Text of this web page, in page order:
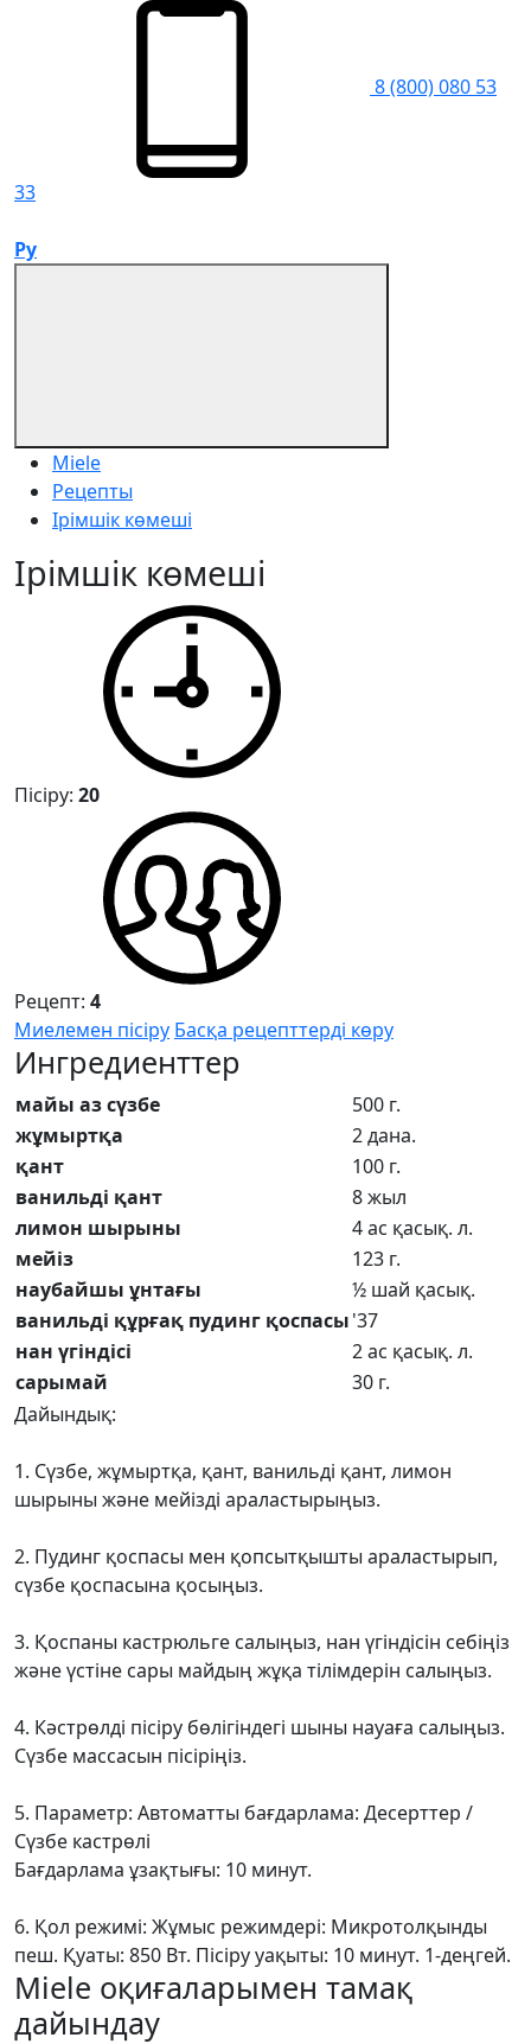
8 (800) 080 53
33
Ру
Miele
Рецепты
Ірімшік көмеші
Ірімшік көмеші
Пісіру: 20
Рецепт: 4
Миелемен пісіру Басқа рецепттерді көру
Ингредиенттер
майы аз сүзбе
500 г.
жұмыртқа
2 дана.
қант
100 г.
ванильді қант
8 жыл
лимон шырыны
4 ас қасық. л.
мейіз
123 г.
наубайшы ұнтағы
½ шай қасық.
ванильді құрғақ пудинг қоспасы'37
нан үгіндісі
2 ас қасық. л.
сарымай
30 г.
Дайындық:
1. Сүзбе, жұмыртқа, қант, ванильді қант, лимон
шырыны және мейізді араластырыңыз.
2. Пудинг қоспасы мен қопсытқышты араластырып,
сүзбе қоспасына қосыңыз.
3. Қоспаны кастрюльге салыңыз, нан үгіндісін себіңіз
және үстіне сары майдың жұқа тілімдерін салыңыз.
4. Кәстрөлді пісіру бөлігіндегі шыны науаға салыңыз.
Сүзбе массасын пісіріңіз.
5. Параметр: Автоматты бағдарлама: Десерттер /
Сүзбе кастрөлі
Бағдарлама ұзақтығы: 10 минут.
6. Қол режимі: Жұмыс режимдері: Микротолқынды
пеш. Қуаты: 850 Вт. Пісіру уақыты: 10 минут. 1-деңгей.
Miele оқиғаларымен тамақ
дайындау